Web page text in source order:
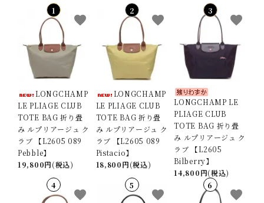
LONGCHAMP
LE PLIAGE CLUB
TOTE BAG 折り畳
み ルプリアージュ ク
ラブ 【L2605 089
Pebble】
19,800円(税込)
favorite
LONGCHAMP
LE PLIAGE CLUB
TOTE BAG 折り畳
み ルプリアージュ ク
ラブ 【L2605 089
Pistacio】
18,800円(税込)
favorite
LONGCHAMP LE
PLIAGE CLUB
TOTE BAG 折り畳
み ルプリアージュ ク
ラブ 【L2605
Bilberry】
14,800円(税込)
favorite
favorite favorite favorite